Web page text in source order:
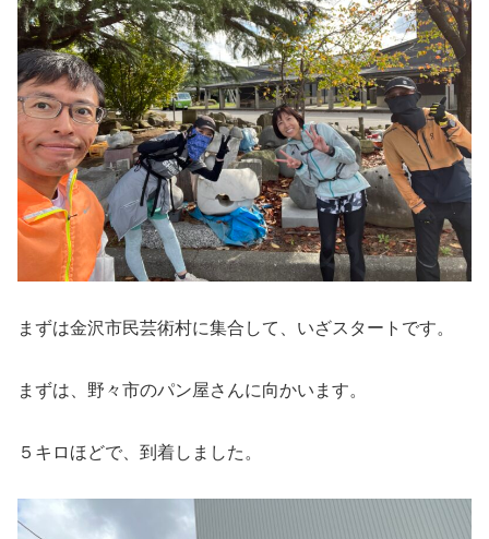
まずは金沢市民芸術村に集合して、いざスタートです。
まずは、野々市のパン屋さんに向かいます。
５キロほどで、到着しました。